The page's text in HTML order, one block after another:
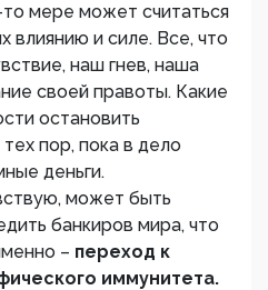
то мере может считаться
влиянию и силе. Все, что
наш гнев, наша
своей правоты. Какие
остановить
пор, пока в дело
деньги.
может быть
банкиров мира, что
– переход к
иммунитета.